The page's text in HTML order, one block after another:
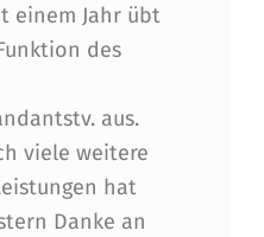
einem Jahr übt
des
aus.
viele weitere
hat
Danke an